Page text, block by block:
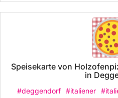
Speisekarte von
in
#deggendorf #italiener